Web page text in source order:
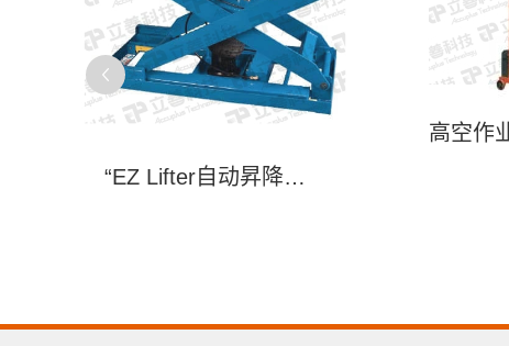
“EZ Lifter自动昇降叠栈机”(ES Series)